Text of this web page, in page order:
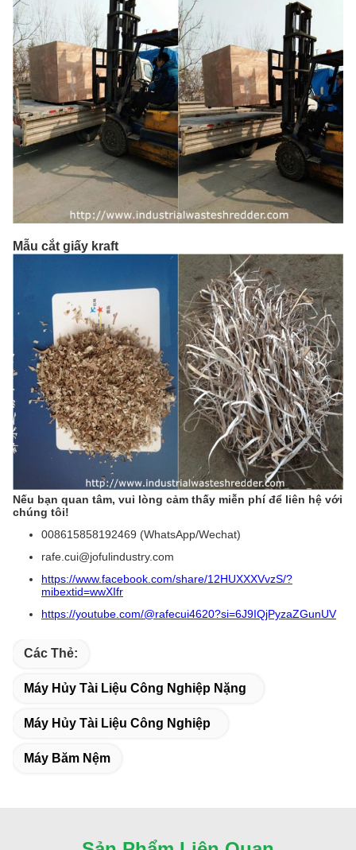
Mẫu cắt giấy kraft
Nếu bạn quan tâm, vui lòng cảm thấy miễn phí để liên hệ với
chúng tôi!
008615858192469 (WhatsApp/Wechat)
rafe.cui@jofulindustry.com
https://www.facebook.com/share/12HUXXXVvzS/?
mibextid=wwXIfr
https://youtube.com/@rafecui4620?si=6J9IQjPyzaZGunUV
Các Thẻ:
Máy Hủy Tài Liệu Công Nghiệp Nặng
Máy Hủy Tài Liệu Công Nghiệp
Máy Băm Nệm